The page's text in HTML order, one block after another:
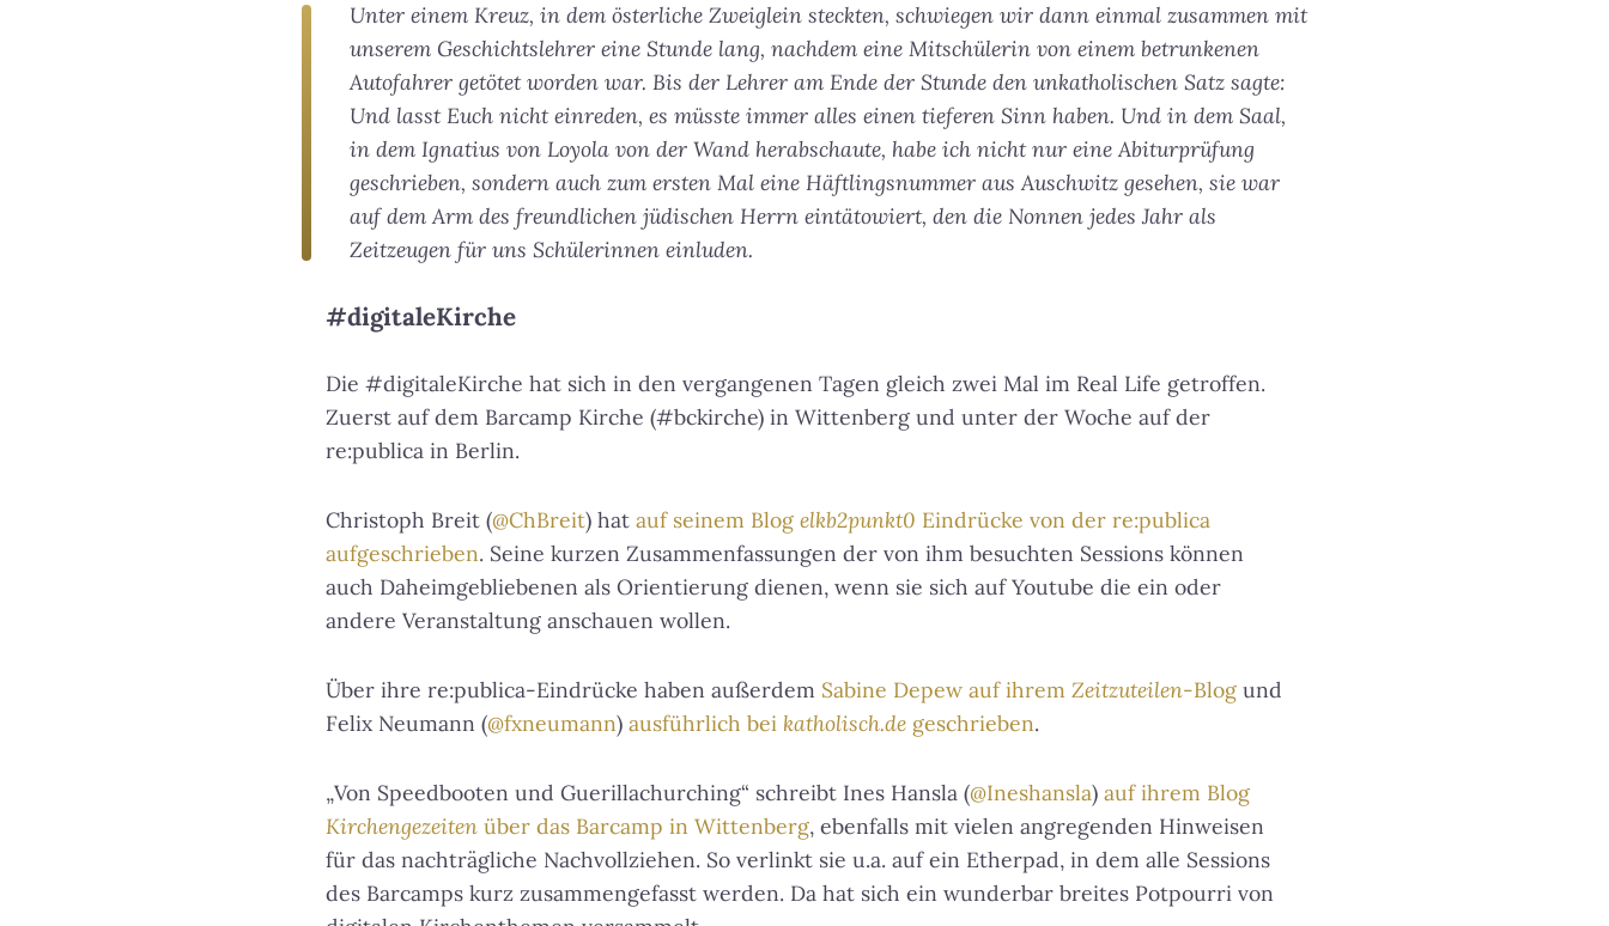
Unter einem Kreuz, in dem österliche Zweiglein steckten, schwiegen wir dann einmal zusammen mit
unserem Geschichtslehrer eine Stunde lang, nachdem eine Mitschülerin von einem betrunkenen
Autofahrer getötet worden war. Bis der Lehrer am Ende der Stunde den unkatholischen Satz sagte:
Und lasst Euch nicht einreden, es müsste immer alles einen tieferen Sinn haben. Und in dem Saal,
in dem Ignatius von Loyola von der Wand herabschaute, habe ich nicht nur eine Abiturprüfung
geschrieben, sondern auch zum ersten Mal eine Häftlingsnummer aus Auschwitz gesehen, sie war
auf dem Arm des freundlichen jüdischen Herrn eintätowiert, den die Nonnen jedes Jahr als
Zeitzeugen für uns Schülerinnen einluden.
#digitaleKirche
Die #digitaleKirche hat sich in den vergangenen Tagen gleich zwei Mal im Real Life getroffen.
Zuerst auf dem Barcamp Kirche (#bckirche) in Wittenberg und unter der Woche auf der
re:publica in Berlin.
Christoph Breit (@ChBreit) hat auf seinem Blog elkb2punkt0 Eindrücke von der re:publica
aufgeschrieben. Seine kurzen Zusammenfassungen der von ihm besuchten Sessions können
auch Daheimgebliebenen als Orientierung dienen, wenn sie sich auf Youtube die ein oder
andere Veranstaltung anschauen wollen.
Über ihre re:publica-Eindrücke haben außerdem Sabine Depew auf ihrem Zeitzuteilen-Blog und
Felix Neumann (@fxneumann) ausführlich bei katholisch.de geschrieben.
„Von Speedbooten und Guerillachurching“ schreibt Ines Hansla (@Ineshansla) auf ihrem Blog
Kirchengezeiten über das Barcamp in Wittenberg, ebenfalls mit vielen angregenden Hinweisen
für das nachträgliche Nachvollziehen. So verlinkt sie u.a. auf ein Etherpad, in dem alle Sessions
des Barcamps kurz zusammengefasst werden. Da hat sich ein wunderbar breites Potpourri von